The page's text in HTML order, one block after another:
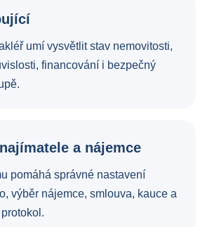
umí vysvětlit stav nemovitosti,
financování i bezpečný
a nájemce
pomáhá správné nastavení
výběr nájemce, smlouva, kauce a